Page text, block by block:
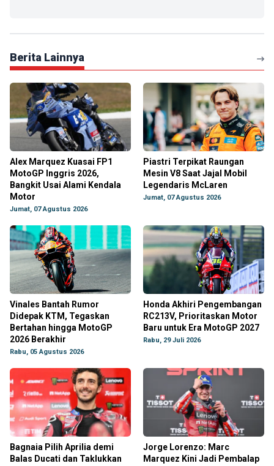
Berita Lainnya
Alex Marquez Kuasai FP1
MotoGP Inggris 2026,
Bangkit Usai Alami Kendala
Motor
Jumat, 07 Agustus 2026
Piastri Terpikat Raungan
Mesin V8 Saat Jajal Mobil
Legendaris McLaren
Jumat, 07 Agustus 2026
Vinales Bantah Rumor
Didepak KTM, Tegaskan
Bertahan hingga MotoGP
2026 Berakhir
Rabu, 05 Agustus 2026
Honda Akhiri Pengembangan
RC213V, Prioritaskan Motor
Baru untuk Era MotoGP 2027
Rabu, 29 Juli 2026
Bagnaia Pilih Aprilia demi
Balas Ducati dan Taklukkan
Jorge Lorenzo: Marc
Marquez Kini Jadi Pembalap